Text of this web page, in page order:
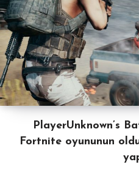
PlayerUnknown’s
Fortnite oyununun